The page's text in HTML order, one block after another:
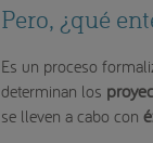
Pero, ¿qué
Es un proceso
determinan los
se lleven a cabo con